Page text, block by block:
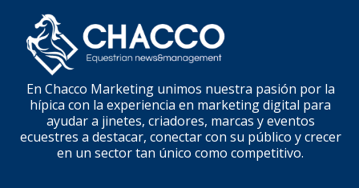
En Chacco Marketing unimos nuestra pasión por la
hípica con la experiencia en marketing digital para
ayudar a jinetes, criadores, marcas y eventos
ecuestres a destacar, conectar con su público y crecer
en un sector tan único como competitivo.